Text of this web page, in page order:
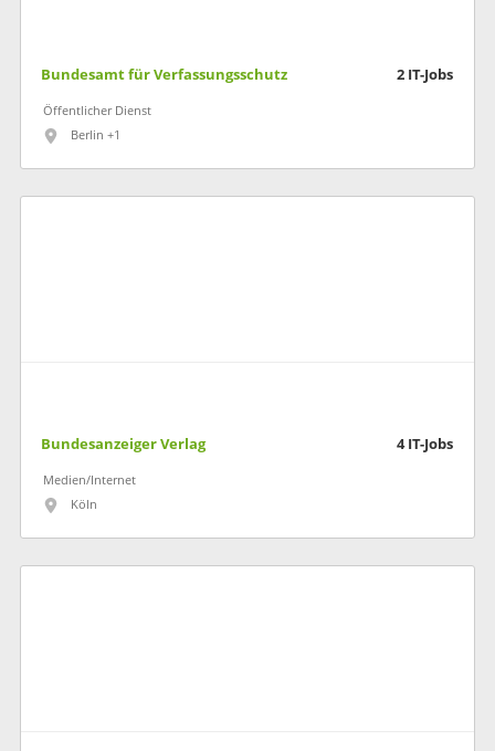
Bundesamt für Verfassungsschutz 2 IT-Jobs
Öffentlicher Dienst
Berlin +1
Bundesanzeiger Verlag 4 IT-Jobs
Medien/Internet
Köln